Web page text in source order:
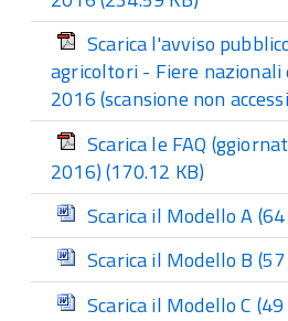
Scarica l'avviso
agricoltori - Fiere
2016 (scansione non
Scarica le FAQ
2016)(170.12 KB)
Scarica il Modello A
Scarica il Modello B
Scarica il Modello C (49